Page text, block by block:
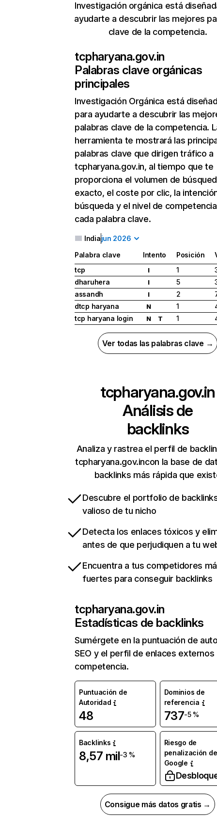
Investigación orgánica está
ayudarte a descubrir las mejores
clave de la competencia.
tcpharyana.gov.in
Palabras clave orgánicas
principales
Investigación Orgánica está
para ayudarte a descubrir las
palabras clave de la competencia.
herramienta te mostrará las
palabras clave que dirigen tráfico a
tcpharyana.gov.in, al tiempo que te
proporciona el volumen de
exacto, el coste por clic, la
búsqueda y el nivel de
cada palabra clave.
Indiajun 2026
Palabra clave Intento Posición
tcp
I 1
dharuhera
I 5
assandh
I 2
dtcp haryana
N 1
tcp haryana login
N T 1
Ver todas las palabras clave →
tcpharyana.gov.in
Análisis de
backlinks
Analiza y rastrea el perfil de
tcpharyana.gov.incon la base de
backlinks más rápida que
Descubre el portfolio de
valioso de tu nicho
Detecta los enlaces tóxicos y
antes de que perjudiquen a tu
Encuentra a tus competidores
fuertes para conseguir backlinks
tcpharyana.gov.in
Estadísticas de backlinks
Sumérgete en la puntuación de
SEO y el perfil de enlaces externos
competencia.
Puntuación de
Autoridad
48
Dominios de
referencia
737-5 %
Backlinks
8,57 mil-3 %
Riesgo de
penalización de
Google
Consigue más datos gratis →